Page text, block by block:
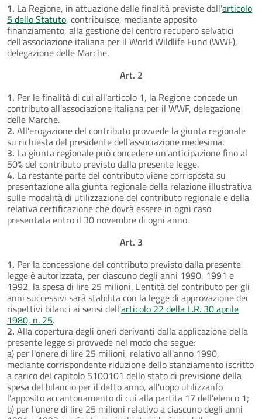
1. La Regione, in attuazione delle finalità previste dall'articolo
5 dello Statuto, contribuisce, mediante apposito
finanziamento, alla gestione del centro recupero selvatici
dell'associazione italiana per il World Wildlife Fund (WWF),
delegazione delle Marche.
Art. 2
1. Per le finalità di cui all'articolo 1, la Regione concede un
contributo all'associazione italiana per il WWF, delegazione
delle Marche.
2. All'erogazione del contributo provvede la giunta regionale
su richiesta del presidente dell'associazione medesima.
3. La giunta regionale può concedere un'anticipazione fino al
50% del contributo previsto dalla presente legge.
4. La restante parte del contributo viene corrisposta su
presentazione alla giunta regionale della relazione illustrativa
sulle modalità di utilizzazione del contributo regionale e della
relativa certificazione che dovrà essere in ogni caso
presentata entro il 30 novembre di ogni anno.
Art. 3
1. Per la concessione del contributo previsto dalla presente
legge è autorizzata, per ciascuno degli anni 1990, 1991 e
1992, la spesa di lire 25 milioni. L'entità del contributo per gli
anni successivi sarà stabilita con la legge di approvazione dei
rispettivi bilanci ai sensi dell'articolo 22 della L.R. 30 aprile
1980, n. 25.
2. Alla copertura degli oneri derivanti dalla applicazione della
presente legge si provvede nel modo che segue:
a) per l'onere di lire 25 milioni, relativo all'anno 1990,
mediante corrispondente riduzione dello stanziamento iscritto
a carico del capitolo 5100101 dello stato di previsione della
spesa del bilancio per il detto anno, all'uopo utilizzanfo
l'apposito accantonamento di cui alla partita 17 dell'elenco 1;
b) per l'onere di lire 25 milioni relativo a ciascuno degli anni